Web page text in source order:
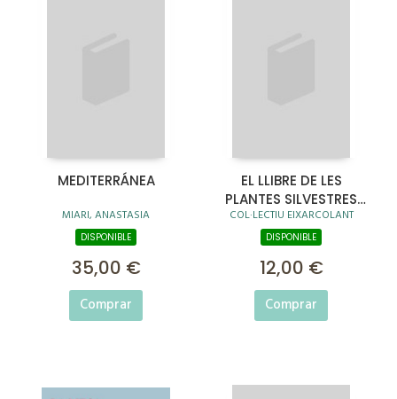
MEDITERRÁNEA
MIARI, ANASTASIA
DISPONIBLE
35,00 €
Comprar
EL LLIBRE DE LES
PLANTES SILVESTRES
COMESTIBLES 05
COL·LECTIU EIXARCOLANT
DISPONIBLE
12,00 €
Comprar